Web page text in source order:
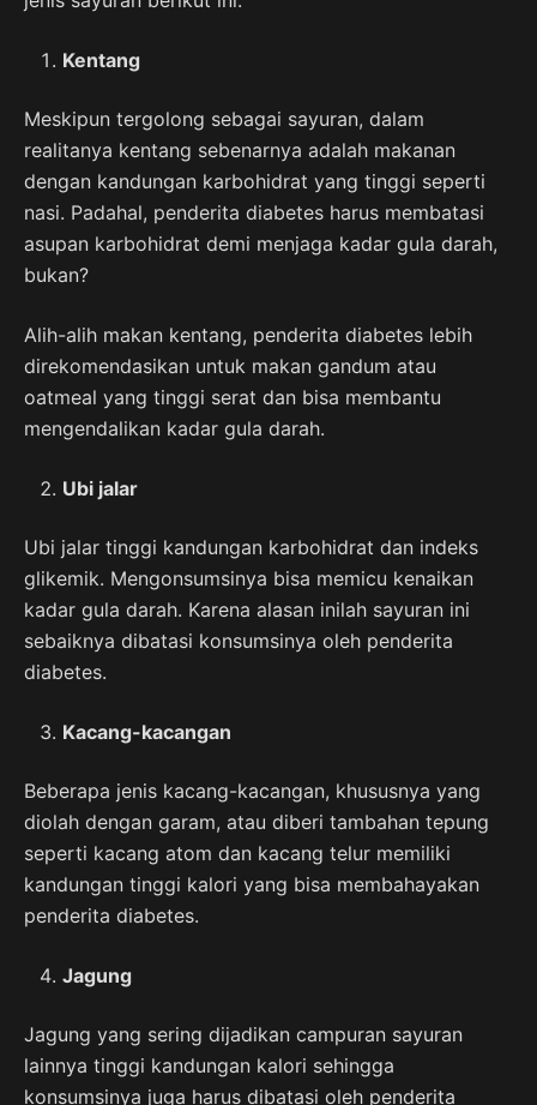
Kentang
Meskipun tergolong sebagai sayuran, dalam
realitanya kentang sebenarnya adalah makanan
dengan kandungan karbohidrat yang tinggi seperti
nasi. Padahal, penderita diabetes harus membatasi
asupan karbohidrat demi menjaga kadar gula darah,
bukan?
Alih-alih makan kentang, penderita diabetes lebih
direkomendasikan untuk makan gandum atau
oatmeal yang tinggi serat dan bisa membantu
mengendalikan kadar gula darah.
Ubi jalar
Ubi jalar tinggi kandungan karbohidrat dan indeks
glikemik. Mengonsumsinya bisa memicu kenaikan
kadar gula darah. Karena alasan inilah sayuran ini
sebaiknya dibatasi konsumsinya oleh penderita
diabetes.
Kacang-kacangan
Beberapa jenis kacang-kacangan, khususnya yang
diolah dengan garam, atau diberi tambahan tepung
seperti kacang atom dan kacang telur memiliki
kandungan tinggi kalori yang bisa membahayakan
penderita diabetes.
Jagung
Jagung yang sering dijadikan campuran sayuran
lainnya tinggi kandungan kalori sehingga
konsumsinya juga harus dibatasi oleh penderita